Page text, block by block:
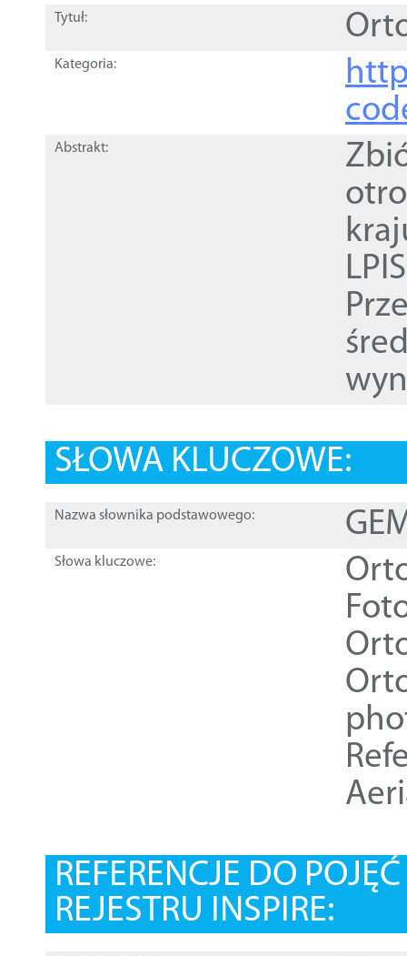
Tytuł:
Kategoria:
Abstrakt:
SŁOWA KLUCZOWE:
Nazwa słownika podstawowego:
Słowa kluczowe:
REFERENCJE DO
REJESTRU INSPIRE: